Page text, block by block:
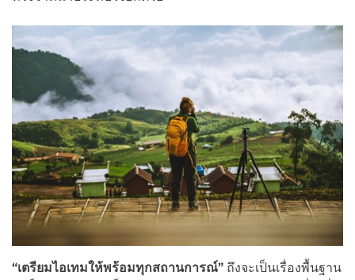
“เตรียมไอเทมให้พร้อมทุกสถานการณ์” ถึงจะเป็นเรื่องพื้นฐาน